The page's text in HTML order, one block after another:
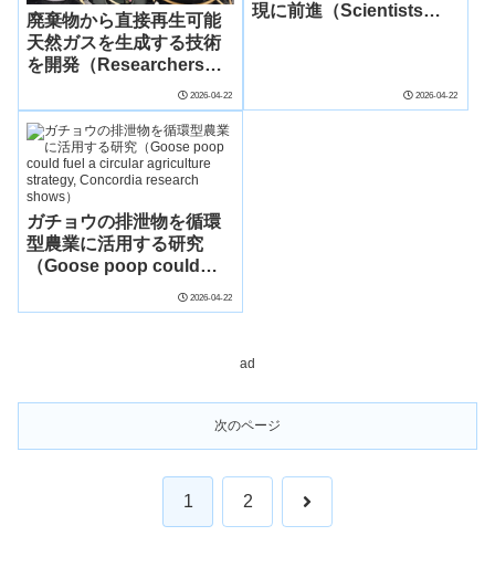
廃棄物から直接再生可能
天然ガスを生成する技術
を開発（Researchers
develop method to make
renewable natural gas
directly from waste）
2026-04-22
現に前進（Scientists
2026-04-22
ガチョウの排泄物を循環
型農業に活用する研究
（Goose poop could
agriculture strategy,
2026-04-22
ad
次のページ
1 2 次